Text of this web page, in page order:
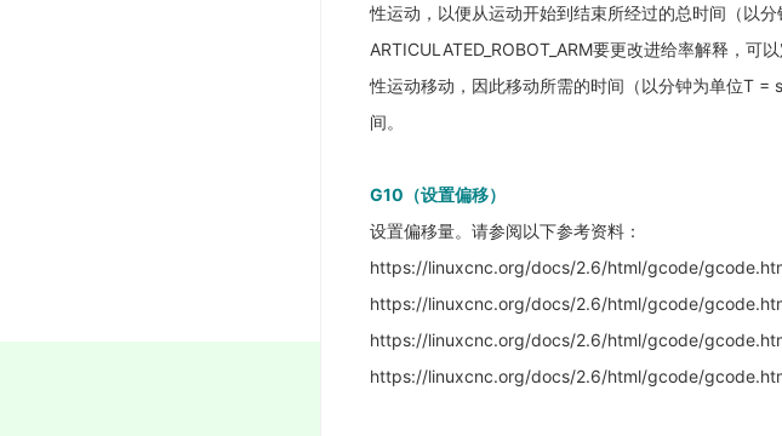
性运动，以便从运动开始到结束所经过的总时间（以
ARTICULATED_ROBOT_ARM要更改进给率解释，
性运动移动，因此移动所需的时间（以分钟为单位T
间。
G10（设置偏移）
设置偏移量。请参阅以下参考资料：
https://linuxcnc.org/docs/2.6/html/gcode/
https://linuxcnc.org/docs/2.6/html/gcode/
https://linuxcnc.org/docs/2.6/html/gcode/
https://linuxcnc.org/docs/2.6/html/gcode/